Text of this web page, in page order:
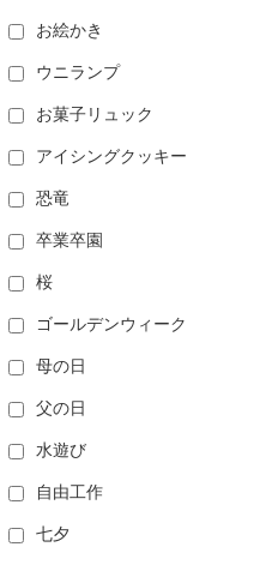
お絵かき
ウニランプ
お菓子リュック
アイシングクッキー
恐竜
卒業卒園
桜
ゴールデンウィーク
母の日
父の日
水遊び
自由工作
七夕